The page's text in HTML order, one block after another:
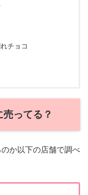
チョコ
ってる？
か以下の店舗で調べ